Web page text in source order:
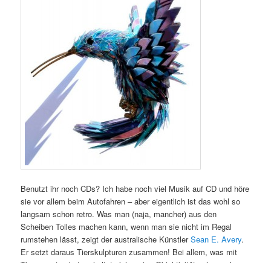
Benutzt ihr noch CDs? Ich habe noch viel Musik auf CD und höre
sie vor allem beim Autofahren – aber eigentlich ist das wohl so
langsam schon retro. Was man (naja, mancher) aus den
Scheiben Tolles machen kann, wenn man sie nicht im Regal
rumstehen lässt, zeigt der australische KünstlerSean E. Avery.
Er setzt daraus Tierskulpturen zusammen! Bei allem, was mit